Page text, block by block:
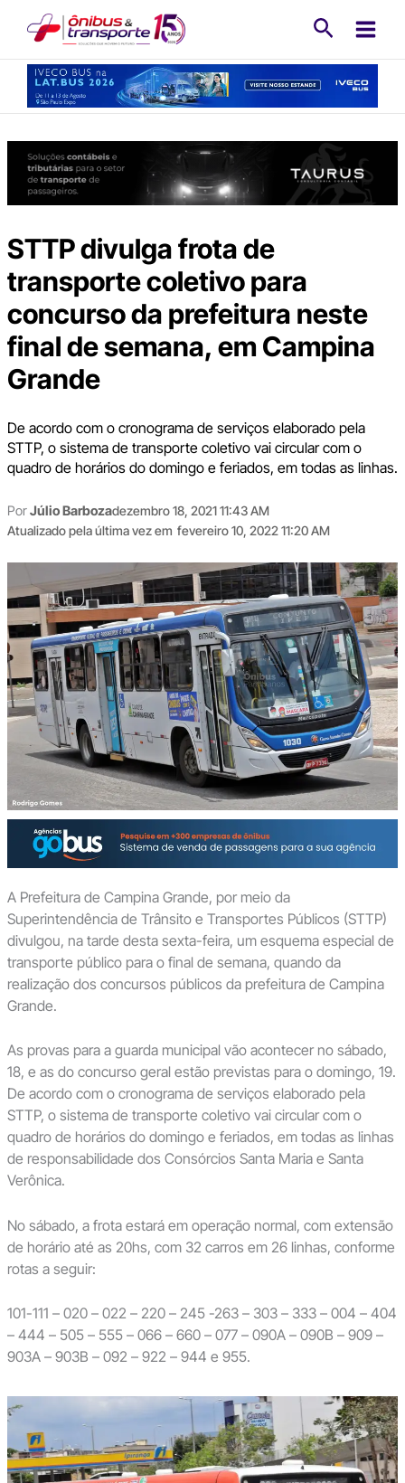
conteúdo
STTP divulga frota de
transporte coletivo para
concurso da prefeitura neste
final de semana, em Campina
Grande
De acordo com o cronograma de serviços elaborado pela
STTP, o sistema de transporte coletivo vai circular com o
quadro de horários do domingo e feriados, em todas as linhas.
PorJúlio Barbozadezembro 18, 2021 11:43 AM
Atualizado pela última vez em fevereiro 10, 2022 11:20 AM
A Prefeitura de Campina Grande, por meio da
Superintendência de Trânsito e Transportes Públicos (STTP)
divulgou, na tarde desta sexta-feira, um esquema especial de
transporte público para o final de semana, quando da
realização dos concursos públicos da prefeitura de Campina
Grande.
As provas para a guarda municipal vão acontecer no sábado,
18, e as do concurso geral estão previstas para o domingo, 19.
De acordo com o cronograma de serviços elaborado pela
STTP, o sistema de transporte coletivo vai circular com o
quadro de horários do domingo e feriados, em todas as linhas
de responsabilidade dos Consórcios Santa Maria e Santa
Verônica.
No sábado, a frota estará em operação normal, com extensão
de horário até as 20hs, com 32 carros em 26 linhas, conforme
rotas a seguir:
101-111 – 020 – 022 – 220 – 245 -263 – 303 – 333 – 004 – 404
– 444 – 505 – 555 – 066 – 660 – 077 – 090A – 090B – 909 –
903A – 903B – 092 – 922 – 944 e 955.